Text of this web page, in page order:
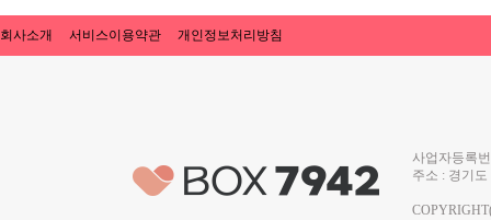
회사소개 서비스이용약관 개인정보처리방침
사업자등록
주소 : 경기